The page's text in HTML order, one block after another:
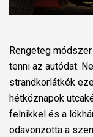
Rengeteg
tenni az autódat.
strandkorlátkék
hétköznapok
felnikkel és a
odavonzotta a